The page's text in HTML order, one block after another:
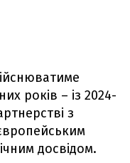
років – із 2024-
з
досвідом.